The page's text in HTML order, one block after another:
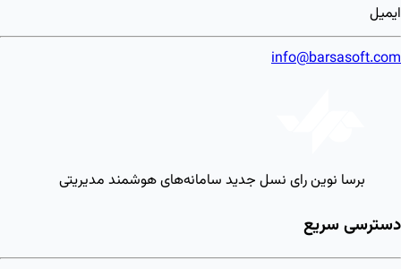
ایمیل
info@barsasoft.com
برسا نوین رای نسل جدید سامانه‌های هوشمند مدیریتی
دسترسی سریع